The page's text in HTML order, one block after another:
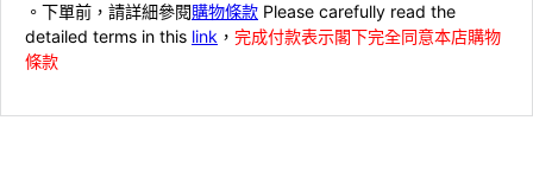
。下單前，請詳細參閱購物條款 Please carefully read the
detailed terms in this link ， 完成付款表示閣下完全同意本店購物
條款